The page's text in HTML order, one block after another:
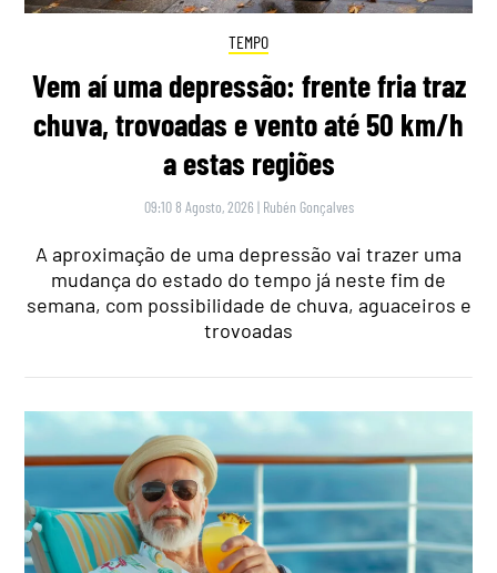
TEMPO
Vem aí uma depressão: frente fria traz
chuva, trovoadas e vento até 50 km/h
a estas regiões
09:10 8 Agosto, 2026 | Rubén Gonçalves
A aproximação de uma depressão vai trazer uma
mudança do estado do tempo já neste fim de
semana, com possibilidade de chuva, aguaceiros e
trovoadas